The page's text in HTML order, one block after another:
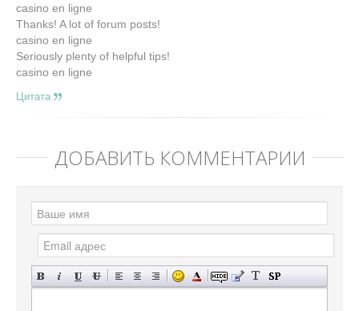
casino en ligne
Thanks! A lot of forum posts!
casino en ligne
Seriously plenty of helpful tips!
casino en ligne
Цитата
ДОБАВИТЬ КОММЕНТАРИЙ